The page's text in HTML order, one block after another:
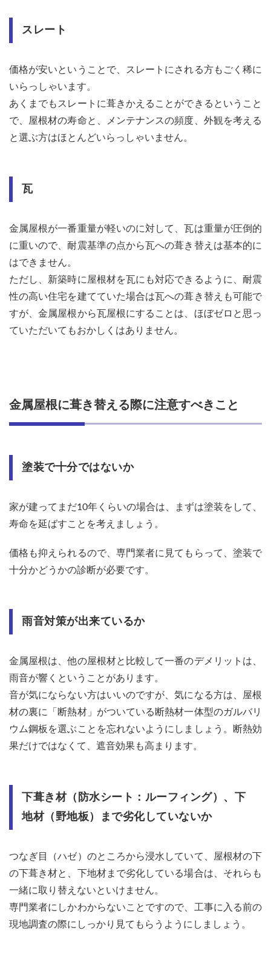
る質
スレート
価格が安いということで、スレートにされる方もごく稀に
いらっしゃいます。
あくまでもスレートに葺きかえることができるということ
で、屋根材の寿命と、メンテナンスの頻度、外観を考える
と選ぶ方はほとんどいらっしゃいません。
瓦
金属屋根が一番重量が軽いのに対して、瓦は重量が圧倒的
に重いので、耐震基準の点から瓦への葺き替えは基本的に
はできません。
ただし、新築時に屋根材を瓦にも対応できるように、耐震
性の高い住宅を建てていた場合は瓦への葺き替えも可能で
すが、金属屋根から瓦屋根にすることは、ほぼゼロと思っ
ていただいてもおかしくはありません。
金属屋根に葺き替える際に注意すべきこと
塗装で十分ではないか
家が建ってまだ10年くらいの場合は、まずは塗装をして、
寿命を延ばすことを考えましょう。
価格も抑えられるので、専門業者に見てもらって、塗装で
十分かどうかの診断が必要です。
雨音対策が出来ているか
金属屋根は、他の屋根材と比較して一番のデメリットは、
雨音が響くということがあります。
音が気にならない方はいいのですが、気になる方は、屋根
材の裏に「断熱材」がついている断熱材一体型のガルバリ
ウム鋼板を選ぶことを忘れないようにしましょう。断熱効
果だけではなくて、遮音効果も高まります。
下葺き材（防水シート：ルーフィング）、下
地材（野地板）まで劣化していないか
つなぎ目（ハゼ）のところから浸水していて、屋根材の下
の下葺き材と、下地材まで劣化している場合は、それらも
一緒に取り替えないといけません。
専門業者にしかわからないことですので、工事に入る前の
現地調査の際にしっかり見てもらうようにしましょう。